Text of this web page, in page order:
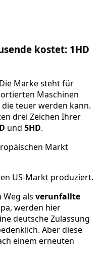
kostet: 1HD
Marke steht für
Maschinen
teuer werden kann.
drei Zeichen Ihrer
und 5HD.
Markt
US-Markt produziert.
als verunfallte
werden hier
deutsche Zulassung
Aber diese
einem erneuten